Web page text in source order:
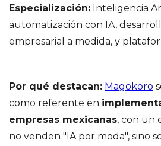
Especialización: Inteligencia
automatización con IA,
empresarial a medida, y
Por qué destacan: Magokoro
como referente en
empresas mexicanas, con un
no venden "IA por moda", sino